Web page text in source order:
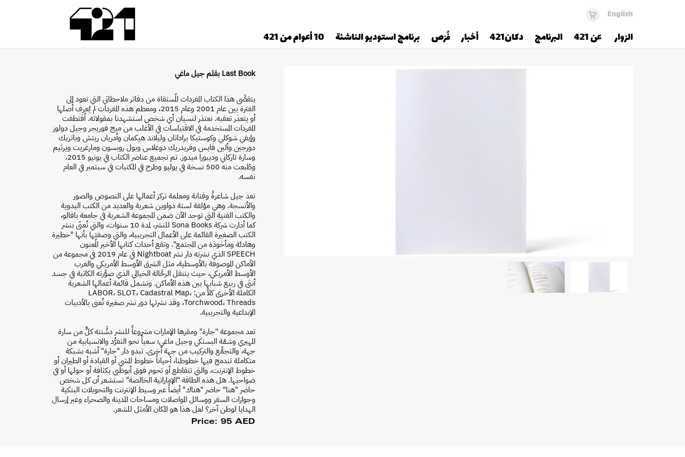
Last Book بقلم جيل ماغي
يتقصَّى هذا الكتاب المفردات المُستقاة من دفاتر ملاحظاتي التي تعود إلى
الفترة بين عام 2001 وعام 2015، ومعظم هذه المفردات لم يُعرف أصلها
أو يتعذر تعقبه. نعتذر لنسيان أي شخص استشهدنا بمقولاته. اُقتطفت
المفردات المستخدمة في الاقتباسات في الأغلب من ميج فوريجر وجيل دولوز
وإيفي شوكلي وكوستيكا براداتان وليلاند هيكمان وأدريان ريتش وباتريك
دورجين وألين فايس وفريدريك دوغلاس وبول روبسون ومارغريت ويرثيم
وسارة تاركاني وديبورا ميدوز. تم تجميع عناصر الكتاب في يونيو 2015،
وطُبعت منه 500 نسخة في يوليو وطرح في المكتبات في سبتمبر في العام
نفسه.
تعد جيل شاعرةً وفنانة ومعلمة تركز أعمالها على النصوص والصور
والأنسجة. وهي مؤلفة لستة دواوين شعرية والعديد من الكتب اليدوية
والكتب الفنية التي توجد الآن ضمن المجموعة الشعرية في جامعة بافالو،
كما أدارت شركة Sona Books للنشر، لمدة 10 سنوات، والتي تُعنَى بنشر
الكتب الصغيرة القائمة على الأعمال التجريبية، والتي وصفتها بأنها "خطيرة
وهادئة ومأخوذة من المجتمع". وتقع أحداث كتابها الأخير المُعنون
SPEECH الذي نشرته دار نشر Nightboat في عام 2019 في مجموعة من
الأماكن الموصوفة بالأوسطية، مثل الشرق الأوسط الأمريكي والغرب
الأوسط الأمريكي، حيث يتنقل الرحَّالة الخيالي الذي صوَّرته الكاتبة في جسد
أنثى في ربيع شبابها بين هذه الأماكن. وتشمل قائمة أعمالها الشعرية
الكاملة الأخرى كلاً من: LABOR، SLOT، Cadastral Map،
Torchwood، Threads، وقد نشرتها دور نشر صغيرة تُعنى بالأدبيات
الإبداعية والتجريبية.
تعد مجموعة "جارة" ومقرها الإمارات مشروعاً للنشر دشَّنته كلٌّ من سارة
المهيري وشمّة البستكي وجيل ماغي؛ سعياً نحو التفرُّد والانسيابية من
جهة، والتجمُّع والتركيب من جهة أخرى. تبدو دار "جارة" أشبه بشبكة
متكاملة تندمج فيها خطوطنا، أحياناً خطوط المشي أو القيادة أو الطيران أو
خطوط الإنترنت، والتي تتقاطع أو تحوم فوق أبوظبي بكثافة أو حولها أو في
ضواحيها. هل هذه الطاقة "الإماراتية الخالصة" تستشعر أن كل شخص
حاضر "هنا" حاضر "هناك" أيضاً عبر وسيط الإنترنت والتحويلات البنكية
وجوازات السفر ووسائل المواصلات ومساحات المدينة والصحراء وعبر إرسال
الهدايا لوطن آخر؟ لعل هذا هو المكان الأمثل للشعر.
Price: 95 AED
English
الزوار عن 421 البرنامج دكان421 أخبار فُرَص برنامج استوديو الناشئة 10 أعوام من 421